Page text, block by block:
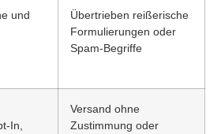
und
Übertrieben reißerische
Formulierungen oder
Spam-Begriffe
In,
Versand ohne
Zustimmung oder